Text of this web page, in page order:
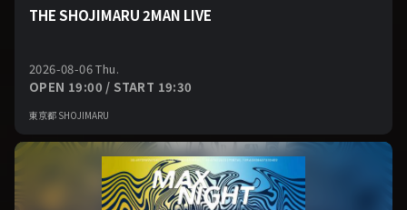
THE SHOJIMARU 2MAN LIVE
2026-08-06 Thu.
OPEN 19:00 / START 19:30
東京都 SHOJIMARU